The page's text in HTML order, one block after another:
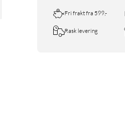
Fri frakt fra 599,-
Rask levering